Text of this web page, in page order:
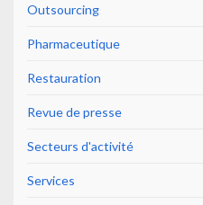
Outsourcing
Pharmaceutique
Restauration
Revue de presse
Secteurs d'activité
Services